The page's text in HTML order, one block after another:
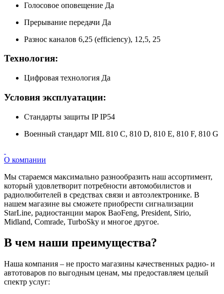
Голосовое оповещение Да
Прерывание передачи Да
Разнос каналов 6,25 (efficiency), 12,5, 25
Технология:
Цифровая технология Да
Условия эксплуатации:
Стандарты защиты IP IP54
Военный стандарт MIL 810 C, 810 D, 810 E, 810 F, 810 G
О компании
Мы стараемся максимально разнообразить наш ассортимент,
который удовлетворит потребности автомобилистов и
радиолюбителей в средствах связи и автоэлектронике. В
нашем магазине вы сможете приобрести сигнализации
StarLine, радиостанции марок BaoFeng, President, Sirio,
Midland, Comrade, TurboSky и многое другое.
В чем наши преимущества?
Наша компания – не просто магазины качественных радио- и
автотоваров по выгодным ценам, мы предоставляем целый
спектр услуг: